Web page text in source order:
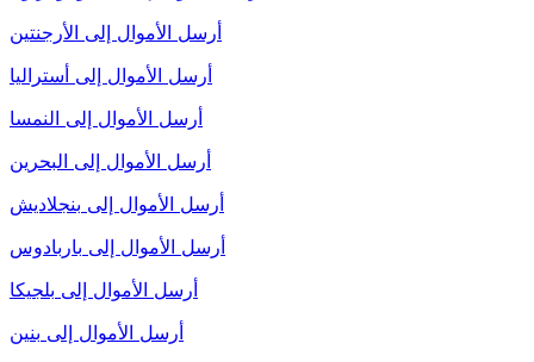
أرسل الأموال إلى الأرجنتين
أرسل الأموال إلى أستراليا
أرسل الأموال إلى النمسا
أرسل الأموال إلى البحرين
أرسل الأموال إلى بنجلاديش
أرسل الأموال إلى باربادوس
أرسل الأموال إلى بلجيكا
أرسل الأموال إلى بنين